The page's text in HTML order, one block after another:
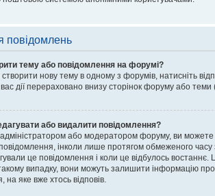
повідомлень
тему або повідомлення на форумі?
нову тему в одному з форумів, натисніть
дії перераховано внизу сторінок форуму або теми
або видалити повідомлення?
або модератором форуму, ви
повідомлення, інколи лише протягом обмеженого
це повідомлення і коли це відбулось
випадку, вони можуть залишити інформацію
на яке вже хтось відповів.